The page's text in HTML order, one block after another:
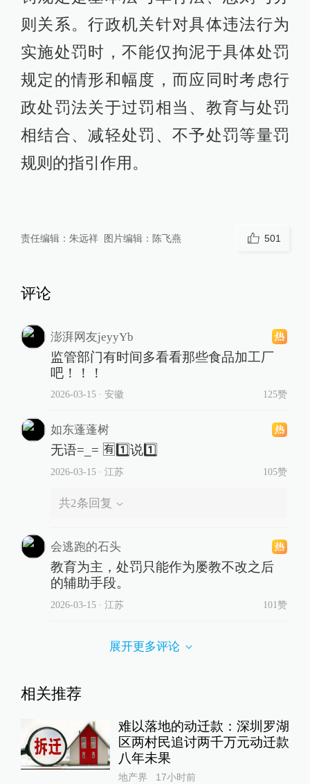
则关系。行政机关针对具体违法行为
实施处罚时，不能仅拘泥于具体处罚
规定的情形和幅度，而应同时考虑行
政处罚法关于过罚相当、教育与处罚
相结合、减轻处罚、不予处罚等量罚
规则的指引作用。
责任编辑： 朱远祥 图片编辑： 陈飞燕 501
评论
澎湃网友jeyyYb
监管部门有时间多看看那些食品加工厂
吧！！！
2026-03-15∙ 安徽 125赞
如东蓬蓬树
无语=_= 🈶1️⃣说1️⃣
2026-03-15∙ 江苏 105赞
共2条回复
会逃跑的石头
教育为主，处罚只能作为屡教不改之后
的辅助手段。
2026-03-15∙ 江苏 101赞
展开更多评论
相关推荐
难以落地的动迁款：深圳罗湖
区两村民追讨两千万元动迁款
八年未果
地产界 17小时前